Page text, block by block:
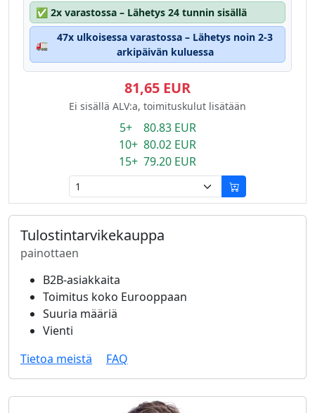
✅ 2x varastossa – Lähetys 24 tunnin sisällä
🚛
47x ulkoisessa varastossa – Lähetys noin 2-3
arkipäivän kuluessa
81,65 EUR
Ei sisällä ALV:a, toimituskulut lisätään
5+ 80.83 EUR
10+ 80.02 EUR
15+ 79.20 EUR
Tulostintarvikekauppa
painottaen
B2B-asiakkaita
Toimitus koko Eurooppaan
Suuria määriä
Vienti
Tietoa meistä
FAQ